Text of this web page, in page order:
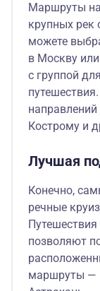
Маршруты на
крупных рек
можете
в Москву или
с группой
Кострому и
Лучшая
Конечно,
речные
позволяют
маршруты —